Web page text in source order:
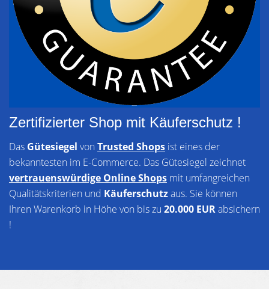
Zertifizierter Shop mit Käuferschutz !
Das Gütesiegel vonTrusted Shops ist eines der
bekanntesten im E-Commerce. Das Gütesiegel zeichnet
vertrauenswürdige Online Shops mit umfangreichen
Qualitätskriterien und Käuferschutzaus. Sie können
Ihren Warenkorb in Höhe von bis zu 20.000 EURabsichern
!